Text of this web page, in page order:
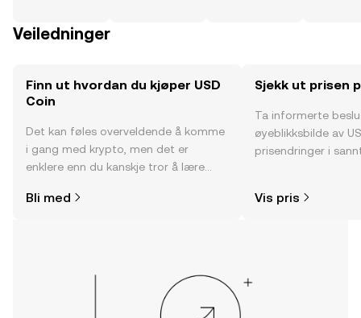
Veiledninger
Finn ut hvordan du kjøper USD
Coin
Det kan føles overveldende å komme
i gang med krypto, men det er
enklere enn du kanskje tror å lære
Kom i gang med reisen din på OKX-
Bli med
Sjekk ut prisen
Ta informerte
øyeblikksbilde av
prisendringer i
Vis pris